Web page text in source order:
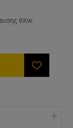
6Κw.